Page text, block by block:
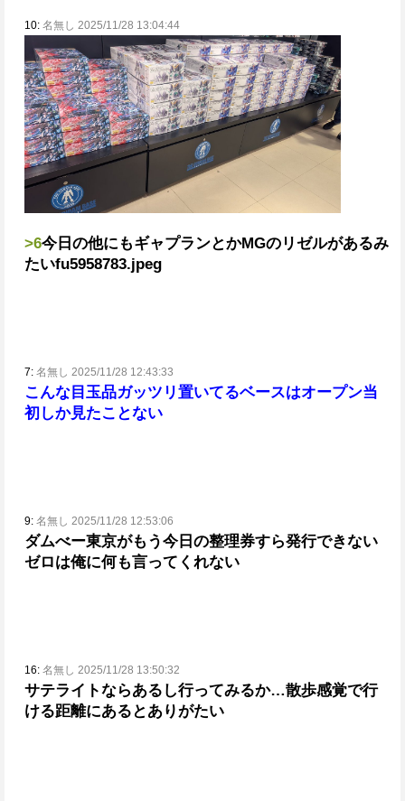
10: 名無し 2025/11/28 13:04:44
>6今日の他にもギャプランとかMGのリゼルがあるみ
たいfu5958783.jpeg
7: 名無し 2025/11/28 12:43:33
こんな目玉品ガッツリ置いてるベースはオープン当
初しか見たことない
9: 名無し 2025/11/28 12:53:06
ダムべー東京がもう今日の整理券すら発行できない
ゼロは俺に何も言ってくれない
16: 名無し 2025/11/28 13:50:32
サテライトならあるし行ってみるか…散歩感覚で行
ける距離にあるとありがたい